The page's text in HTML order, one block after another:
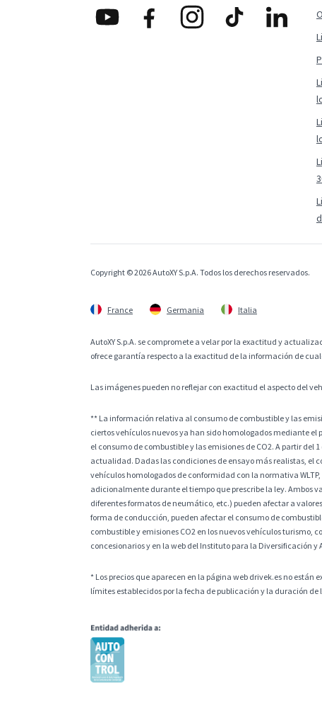
Copyright © 2026 AutoXY S.p.A. Todos los derechos reservados.
France Germania Italia
AutoXY S.p.A. se compromete a velar por la exactitud y
ofrece garantía respecto a la exactitud de la información de
Las imágenes pueden no reflejar con exactitud el aspecto del
** La información relativa al consumo de combustible y las
ciertos vehículos nuevos ya han sido homologados mediante
el consumo de combustible y las emisiones de CO2. A partir del
actualidad. Dadas las condiciones de ensayo más realistas, el
vehículos homologados de conformidad con la normativa
adicionalmente durante el tiempo que prescribe la ley. Ambos
diferentes formatos de neumático, etc.) pueden afectar a
forma de conducción, pueden afectar el consumo de
combustible y emisiones CO2 en los nuevos vehículos turismo,
concesionarios y en la web del Instituto para la Diversificación y
* Los precios que aparecen en la página web drivek.es no
límites establecidos por la fecha de publicación y la duración